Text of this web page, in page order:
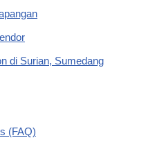
di Surian, Sumedang
(FAQ)